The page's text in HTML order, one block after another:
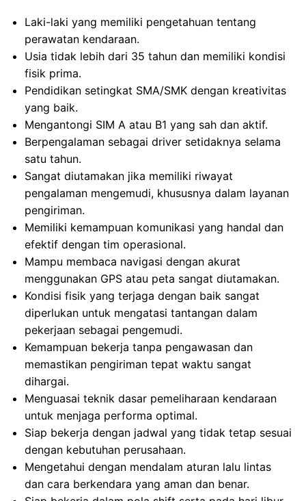
Laki-laki yang memiliki pengetahuan tentang
perawatan kendaraan.
Usia tidak lebih dari 35 tahun dan memiliki kondisi
fisik prima.
Pendidikan setingkat SMA/SMK dengan kreativitas
yang baik.
Mengantongi SIM A atau B1 yang sah dan aktif.
Berpengalaman sebagai driver setidaknya selama
satu tahun.
Sangat diutamakan jika memiliki riwayat
pengalaman mengemudi, khususnya dalam layanan
pengiriman.
Memiliki kemampuan komunikasi yang handal dan
efektif dengan tim operasional.
Mampu membaca navigasi dengan akurat
menggunakan GPS atau peta sangat diutamakan.
Kondisi fisik yang terjaga dengan baik sangat
diperlukan untuk mengatasi tantangan dalam
pekerjaan sebagai pengemudi.
Kemampuan bekerja tanpa pengawasan dan
memastikan pengiriman tepat waktu sangat
dihargai.
Menguasai teknik dasar pemeliharaan kendaraan
untuk menjaga performa optimal.
Siap bekerja dengan jadwal yang tidak tetap sesuai
dengan kebutuhan perusahaan.
Mengetahui dengan mendalam aturan lalu lintas
dan cara berkendara yang aman dan benar.